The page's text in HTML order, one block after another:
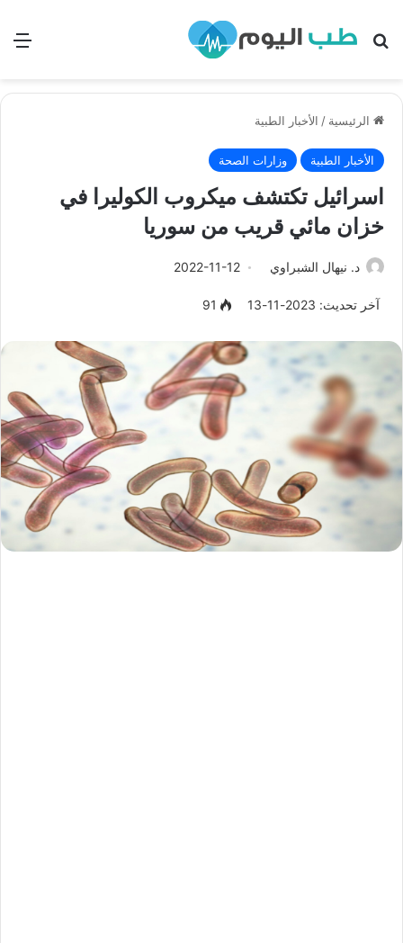
بحث
الرئيسية / الأخبار الطبية
الأخبار الطبية وزارات الصحة
اسرائيل تكتشف ميكروب الكوليرا في
خزان مائي قريب من سوريا
د. نيهال الشبراوي 2022-11-12
آخر تحديث: 2023-11-13 91